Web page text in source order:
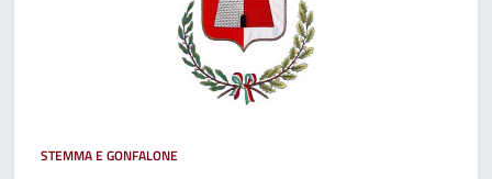
STEMMA E GONFALONE